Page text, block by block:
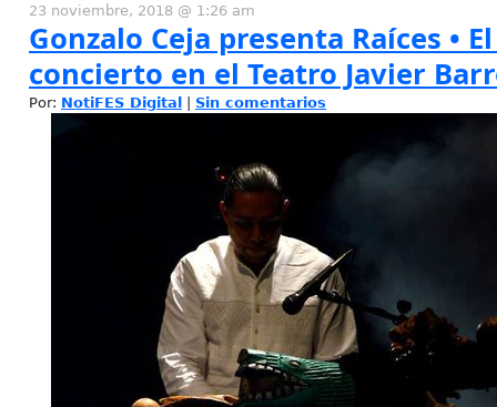
23 noviembre, 2018 @ 1:26 am
Gonzalo Ceja presenta Raíces •
concierto en el Teatro Javier
Por: NotiFES Digital Sin comentarios